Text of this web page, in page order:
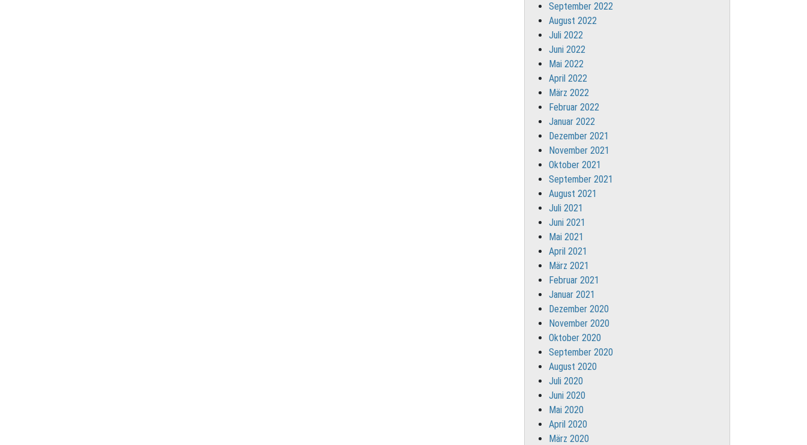
September 2022
August 2022
Juli 2022
Juni 2022
Mai 2022
April 2022
März 2022
Februar 2022
Januar 2022
Dezember 2021
November 2021
Oktober 2021
September 2021
August 2021
Juli 2021
Juni 2021
Mai 2021
April 2021
März 2021
Februar 2021
Januar 2021
Dezember 2020
November 2020
Oktober 2020
September 2020
August 2020
Juli 2020
Juni 2020
Mai 2020
April 2020
März 2020